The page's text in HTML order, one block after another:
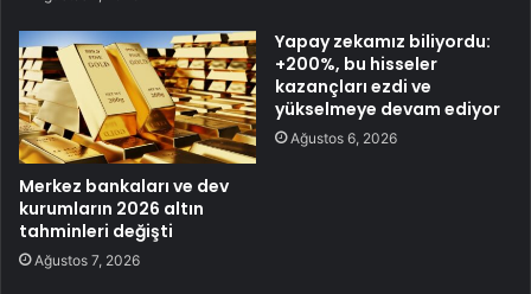
Merkez bankaları ve dev
kurumların 2026 altın
tahminleri değişti
Ağustos 7, 2026
Yapay zekamız biliyordu:
+200%, bu hisseler
kazançları ezdi ve
yükselmeye devam ediyor
Ağustos 6, 2026